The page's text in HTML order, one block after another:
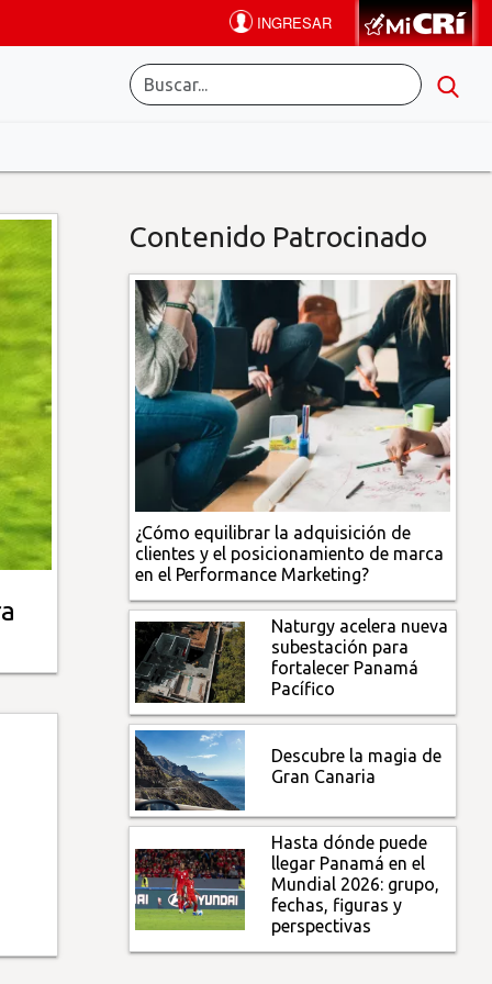
Contenido Patrocinado
¿Cómo equilibrar la adquisición de
clientes y el posicionamiento de marca
en el Performance Marketing?
Naturgy acelera nueva
subestación para
fortalecer Panamá
Pacífico
Descubre la magia de
Gran Canaria
Hasta dónde puede
llegar Panamá en el
Mundial 2026: grupo,
fechas, figuras y
perspectivas